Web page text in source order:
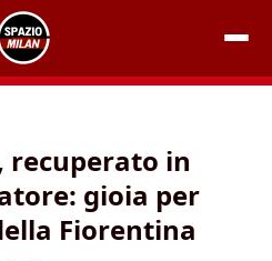
recuperato in
gioia per
Fiorentina